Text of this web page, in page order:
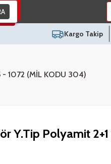
Kargo Takip
- 1072 (MİL KODU 304)
Y.Tip Polyamit